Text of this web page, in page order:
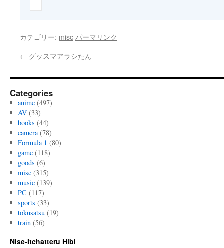
カテゴリー: misc パーマリンク
← グッスマアラシたん
Categories
anime(497)
AV(33)
books (44)
camera(78)
Formula 1 (80)
game(118)
goods (6)
misc(315)
music(139)
PC (117)
sports (33)
tokusatsu(19)
train(56)
Nise-Itchatteru Hibi